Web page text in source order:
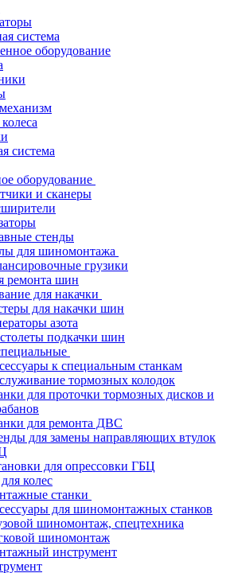
система
оборудование
система
оборудование
и сканеры
стенды
для шиномонтажа
грузики
ремонта шин
для накачки
для накачки шин
азота
подкачки шин
к специальным станкам
тормозных колодок
для проточки тормозных дисков и
для ремонта ДВС
для замены направляющих втулок
для опрессовки ГБЦ
колес
станки
для шиномонтажных станков
шиномонтаж, спецтехника
шиномонтаж
инструмент